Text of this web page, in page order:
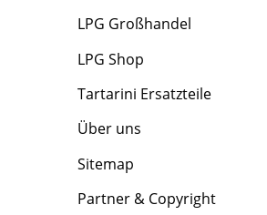
LPG Großhandel
LPG Shop
Tartarini Ersatzteile
Über uns
Sitemap
Partner & Copyright